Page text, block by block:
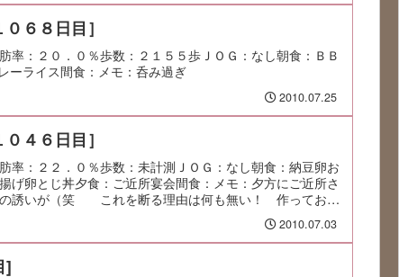
６８日目］
率：２０．０％歩数：２１５５歩ＪＯＧ：なし朝食：ＢＢ
ーライス間食：メモ：呑み過ぎ
2010.07.25
４６日目］
率：２２．０％歩数：未計測ＪＯＧ：なし朝食：納豆卵お
げ卵とじ丼夕食：ご近所宴会間食：メモ：夕方にご近所さ
の誘いが（笑 これを断る理由は何も無い！ 作っておい
2010.07.03
]